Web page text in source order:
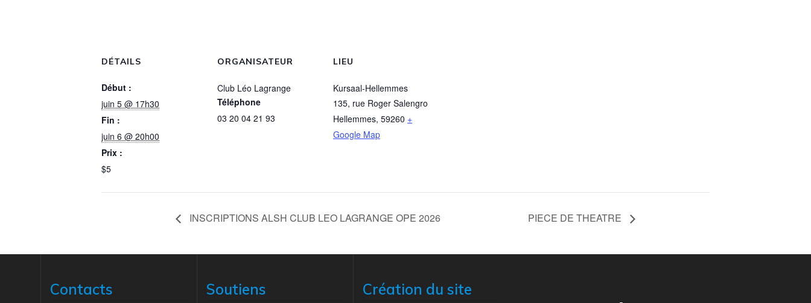
DÉTAILS
Début :
juin 5 @ 17h30
Fin :
juin 6 @ 20h00
Prix :
$5
ORGANISATEUR
Club Léo Lagrange
Téléphone
03 20 04 21 93
LIEU
Kursaal-Hellemmes
135, rue Roger Salengro
Hellemmes, 59260 +
Google Map
INSCRIPTIONS ALSH CLUB LEO LAGRANGE OPE 2026 PIECE DE THEATRE
Contacts Soutiens Création du site